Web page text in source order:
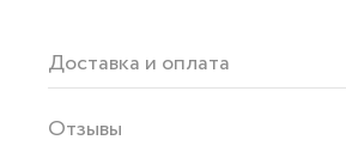
Доставка и оплата
Отзывы